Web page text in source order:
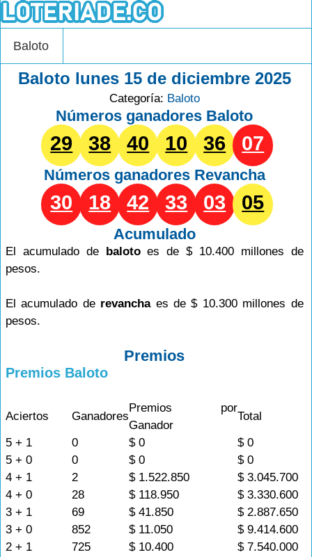
Baloto
Baloto lunes 15 de diciembre 2025
Categoría: Baloto
Números ganadores Baloto
29 38 40 10 36 07
Números ganadores Revancha
30 18 42 33 03 05
Acumulado
El acumulado de balotoes de $ 10.400 millones de
pesos.
El acumulado de revanchaes de $ 10.300 millones de
pesos.
Premios
Premios Baloto
Aciertos Ganadores
Premios por
Ganador
Total
5 + 1
0 $ 0
$ 0
5 + 0
0 $ 0
$ 0
4 + 1
2 $ 1.522.850
$ 3.045.700
4 + 0
28 $ 118.950
$ 3.330.600
3 + 1
69 $ 41.850
$ 2.887.650
3 + 0
852 $ 11.050
$ 9.414.600
2 + 1
725 $ 10.400
$ 7.540.000